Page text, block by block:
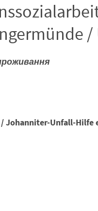
Johanniter-Unfall-Hilfe